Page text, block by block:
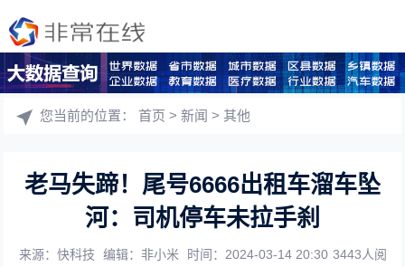
您当前的位置：首页 >新闻 >其他
老马失蹄！尾号6666出租车溜车坠
河：司机停车未拉手刹
来源：快科技 编辑：非小米 时间：2024-03-14 20:30 3443人阅